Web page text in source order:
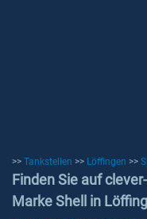
>> Tankstellen >> Löffingen >>
Finden Sie auf
Marke Shell in